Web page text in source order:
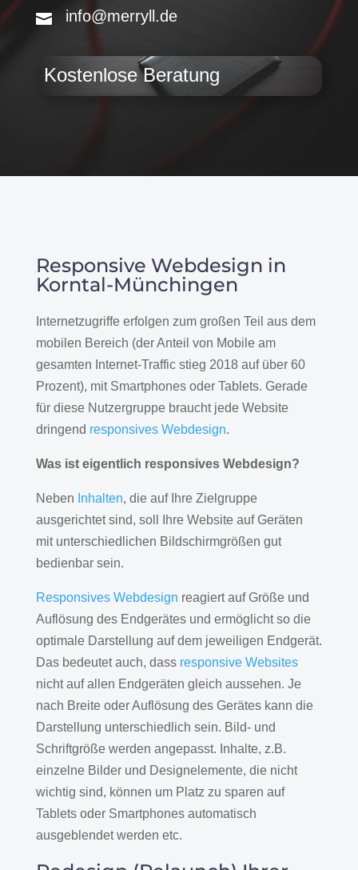
info@merryll.de
Kostenlose Beratung
Responsive Webdesign in
Korntal-Münchingen
Internetzugriffe erfolgen zum großen Teil aus dem
mobilen Bereich (der Anteil von Mobile am
gesamten Internet-Traffic stieg 2018 auf über 60
Prozent), mit Smartphones oder Tablets. Gerade
für diese Nutzergruppe braucht jede Website
dringend responsives Webdesign.
Was ist eigentlich responsives Webdesign?
Neben Inhalten, die auf Ihre Zielgruppe
ausgerichtet sind, soll Ihre Website auf Geräten
mit unterschiedlichen Bildschirmgrößen gut
bedienbar sein.
Responsives Webdesign reagiert auf Größe und
Auflösung des Endgerätes und ermöglicht so die
optimale Darstellung auf dem jeweiligen Endgerät.
Das bedeutet auch, dass responsive Websites
nicht auf allen Endgeräten gleich aussehen. Je
nach Breite oder Auflösung des Gerätes kann die
Darstellung unterschiedlich sein. Bild- und
Schriftgröße werden angepasst. Inhalte, z.B.
einzelne Bilder und Designelemente, die nicht
wichtig sind, können um Platz zu sparen auf
Tablets oder Smartphones automatisch
ausgeblendet werden etc.